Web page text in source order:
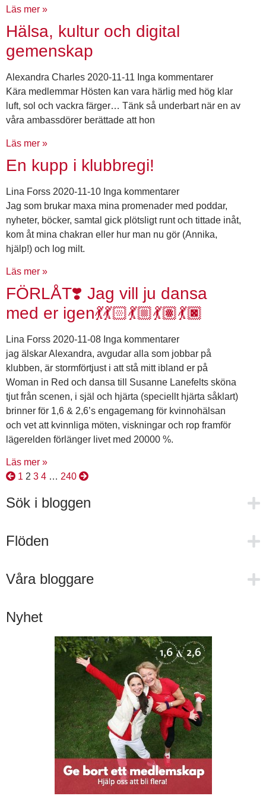
Läs mer »
Hälsa, kultur och digital
gemenskap
Alexandra Charles 2020-11-11 Inga kommentarer
Kära medlemmar Hösten kan vara härlig med hög klar
luft, sol och vackra färger… Tänk så underbart när en av
våra ambassdörer berättade att hon
Läs mer »
En kupp i klubbregi!
Lina Forss 2020-11-10 Inga kommentarer
Jag som brukar maxa mina promenader med poddar,
nyheter, böcker, samtal gick plötsligt runt och tittade inåt,
kom åt mina chakran eller hur man nu gör (Annika,
hjälp!) och log milt.
Läs mer »
FÖRLÅT❣️ Jag vill ju dansa
med er igen💃💃🏻💃🏼💃🏽💃🏿
Lina Forss 2020-11-08 Inga kommentarer
jag älskar Alexandra, avgudar alla som jobbar på
klubben, är stormförtjust i att stå mitt ibland er på
Woman in Red och dansa till Susanne Lanefelts sköna
tjut från scenen, i själ och hjärta (speciellt hjärta såklart)
brinner för 1,6 & 2,6’s engagemang för kvinnohälsan
och vet att kvinnliga möten, viskningar och rop framför
lägerelden förlänger livet med 20000 %.
Läs mer »
1 2 3 4 … 240
Sök i bloggen
Flöden
Våra bloggare
Nyhet